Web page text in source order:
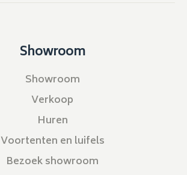
Showroom
Showroom
Verkoop
Huren
Voortenten en luifels
Bezoek showroom